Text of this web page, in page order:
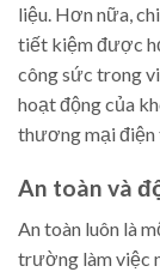
liệu. Hơn nữa,
tiết kiệm được
công sức trong
hoạt động của
thương mại điện
An toàn và
An toàn luôn là
trường làm việc